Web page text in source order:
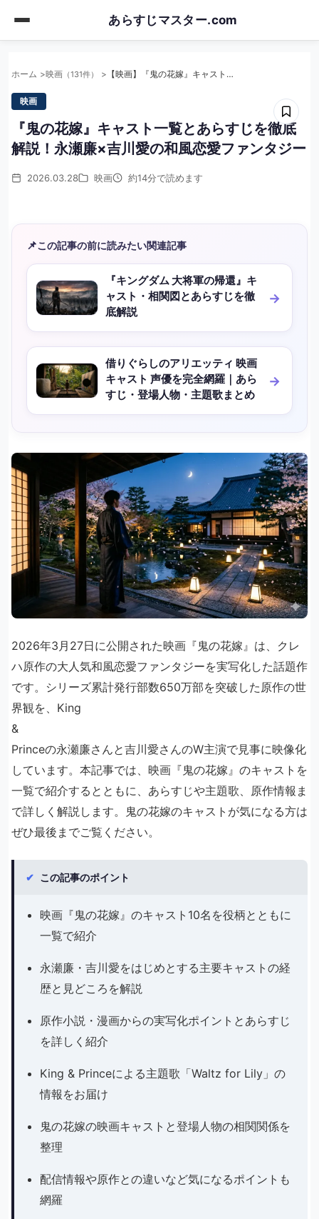
content
あらすじマスター.com
ホーム 映画 （131件） 【映画】『鬼の花嫁』キャスト一覧とあらすじを徹底解説！永瀬廉×吉川愛の和風恋愛ファンタジー
映画
『鬼の花嫁』キャスト一覧とあらすじを徹底
解説！永瀬廉×吉川愛の和風恋愛ファンタジー
2026.03.28 映画 約14分で読めます
📌この記事の前に読みたい関連記事
『キングダム 大将軍の帰還』キ
ャスト・相関図とあらすじを徹
底解説
借りぐらしのアリエッティ 映画
キャスト 声優を完全網羅｜あら
すじ・登場人物・主題歌まとめ
2026年3月27日に公開された映画『鬼の花嫁』は、クレ
ハ原作の大人気和風恋愛ファンタジーを実写化した話題作
です。シリーズ累計発行部数650万部を突破した原作の世
界観を、King
&
Princeの永瀬廉さんと吉川愛さんのW主演で見事に映像化
しています。本記事では、映画『鬼の花嫁』のキャストを
一覧で紹介するとともに、あらすじや主題歌、原作情報ま
で詳しく解説します。鬼の花嫁のキャストが気になる方は
ぜひ最後までご覧ください。
✔ この記事のポイント
映画『鬼の花嫁』のキャスト10名を役柄とともに
一覧で紹介
永瀬廉・吉川愛をはじめとする主要キャストの経
歴と見どころを解説
原作小説・漫画からの実写化ポイントとあらすじ
を詳しく紹介
King & Princeによる主題歌「Waltz for Lily」の
情報をお届け
鬼の花嫁の映画キャストと登場人物の相関関係を
整理
配信情報や原作との違いなど気になるポイントも
網羅